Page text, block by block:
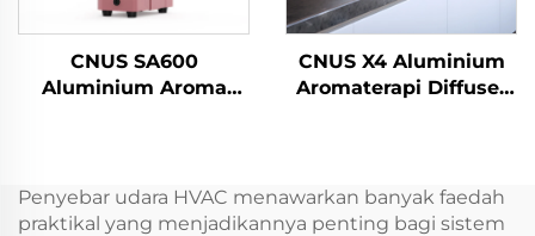
CNUS SA600
Aluminium Aroma
Bau tanpa air hvac
Diffuser Hotel
CNUS X4 Aluminium
Aromaterapi Diffuser
Atomizer
Penyebar udara HVAC menawarkan banyak faedah
praktikal yang menjadikannya penting bagi sistem